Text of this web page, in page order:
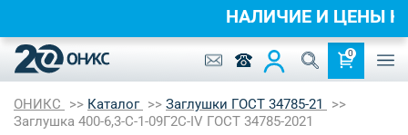
0
ОНИКС Каталог
Заглушки ГОСТ 34785-21
Заглушка 400-6,3-C-1-09Г2С-IV ГОСТ 34785-2021
НАЛИЧИЕ И